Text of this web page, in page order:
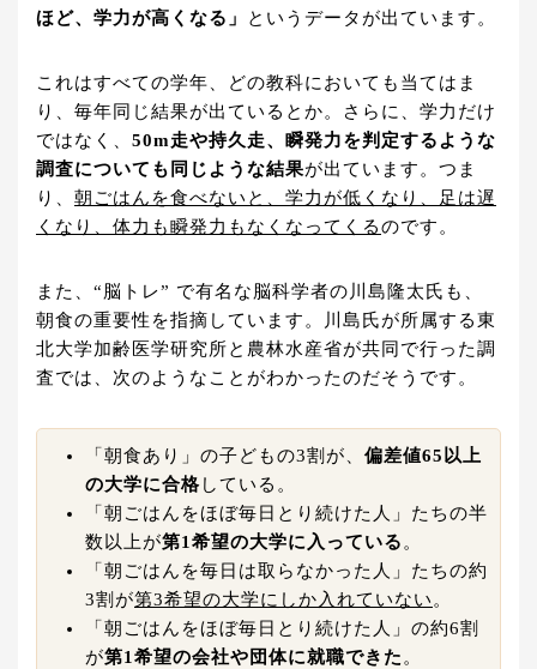
ほど、学力が高くなる」
というデータが出ています。
これはすべての学年、どの教科においても当てはま
り、毎年同じ結果が出ているとか。さらに、学力だけ
ではなく、 50m走や持久走、瞬発力を判定するような
調査についても同じような結果が出ています。つま
り、 朝ごはんを食べないと、学力が低くなり、足は遅
くなり、体力も瞬発力もなくなってくるのです。
また、“脳トレ” で有名な脳科学者の川島隆太氏も、
朝食の重要性を指摘しています。川島氏が所属する東
北大学加齢医学研究所と農林水産省が共同で行った調
査では、次のようなことがわかったのだそうです。
「朝食あり」の子どもの3割が、 偏差値65以上
の大学に合格している。
「朝ごはんをほぼ毎日とり続けた人」たちの半
数以上が第1希望の大学に入っている 。
「朝ごはんを毎日は取らなかった人」たちの約
3割が第3希望の大学にしか入れていない 。
「朝ごはんをほぼ毎日とり続けた人」の約6割
が第1希望の会社や団体に就職できた 。